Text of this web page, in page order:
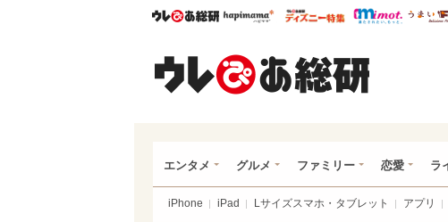
ウレぴあ総研ハピママ* ウレぴあ総研
mimot.
エンタメ グルメ ファミリー 恋愛 ラ
iPhone iPad Lサイズスマホ・タブレット アプリ